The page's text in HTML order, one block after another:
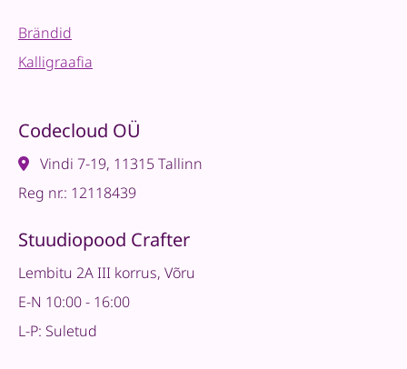
Brändid
Kalligraafia
Codecloud OÜ
Vindi 7-19, 11315 Tallinn
Reg nr.: 12118439
Stuudiopood Crafter
Lembitu 2A III korrus, Võru
E-N 10:00 - 16:00
L-P: Suletud